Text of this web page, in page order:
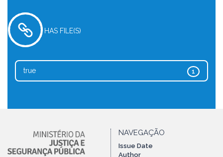
HAS FILE(S)
1
true
NAVEGAÇÃO
Issue Date
Author